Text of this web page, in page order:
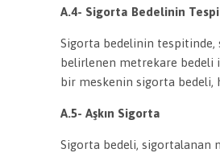
A.4- Sigorta Bedelinin
Sigorta bedelinin tespitinde,
belirlenen metrekare bedeli
bir meskenin sigorta bedeli,
A.5- Aşkın Sigorta
Sigorta bedeli, sigortalanan